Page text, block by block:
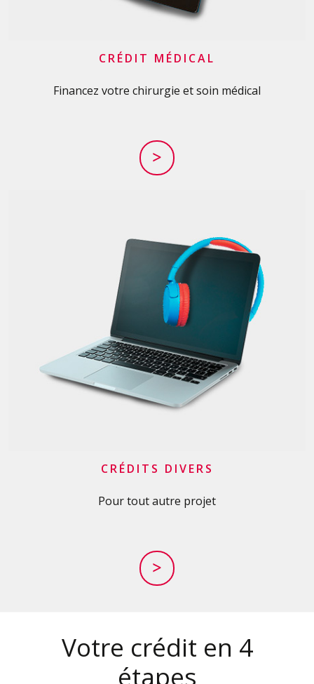
CRÉDIT MÉDICAL
Financez votre chirurgie et soin médical
>
CRÉDITS DIVERS
Pour tout autre projet
>
Votre crédit en 4
étapes